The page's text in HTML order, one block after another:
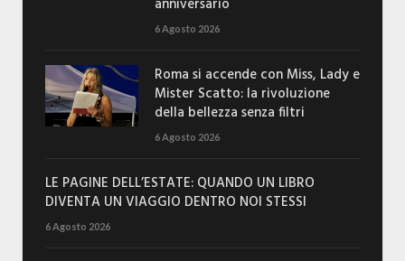
anniversario
6 Agosto 2026
Roma si accende con Miss, Lady e
Mister Scatto: la rivoluzione
della bellezza senza filtri
6 Agosto 2026
LE PAGINE DELL’ESTATE: QUANDO UN LIBRO
DIVENTA UN VIAGGIO DENTRO NOI STESSI
6 Agosto 2026